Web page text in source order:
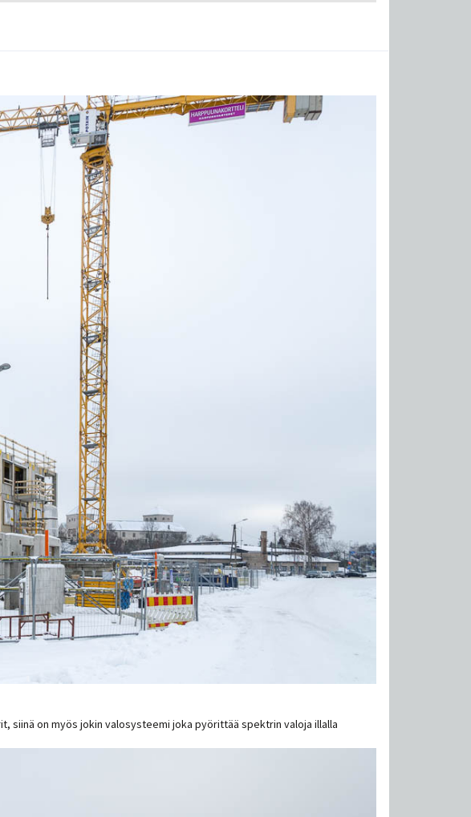
siinä on myös jokin valosysteemi joka pyörittää spektrin valoja illalla